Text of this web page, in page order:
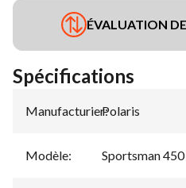
ÉVALUATION
Spécifications
Manufacturier:
Polaris
Modèle: Sportsman